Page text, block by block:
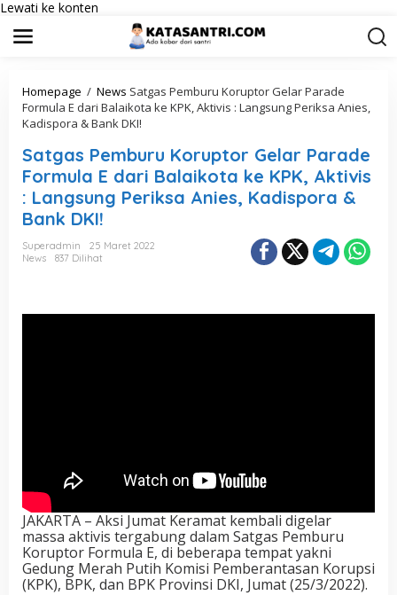
Lewati ke konten
Homepage / News Satgas Pemburu Koruptor Gelar Parade
Formula E dari Balaikota ke KPK, Aktivis : Langsung Periksa Anies,
Kadispora & Bank DKI!
Satgas Pemburu Koruptor Gelar Parade
Formula E dari Balaikota ke KPK, Aktivis
: Langsung Periksa Anies, Kadispora &
Bank DKI!
Superadmin
25 Maret 2022
News
837 Dilihat
JAKARTA – Aksi Jumat Keramat kembali digelar
massa aktivis tergabung dalam Satgas Pemburu
Koruptor Formula E, di beberapa tempat yakni
Gedung Merah Putih Komisi Pemberantasan Korupsi
(KPK), BPK, dan BPK Provinsi DKI, Jumat (25/3/2022).